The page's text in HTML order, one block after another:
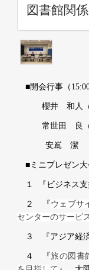
図書館関
■開会行事（
櫻井 和人（
常世田 良（ビ
安嶌 潔
■ ミニプレゼン
１ 『ビジネス
２ 『ウェブサ
センターのサービ
３ 『アジア経
４ 『旅の図書